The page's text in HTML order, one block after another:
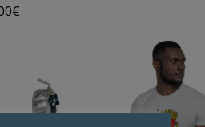
€
24,00€